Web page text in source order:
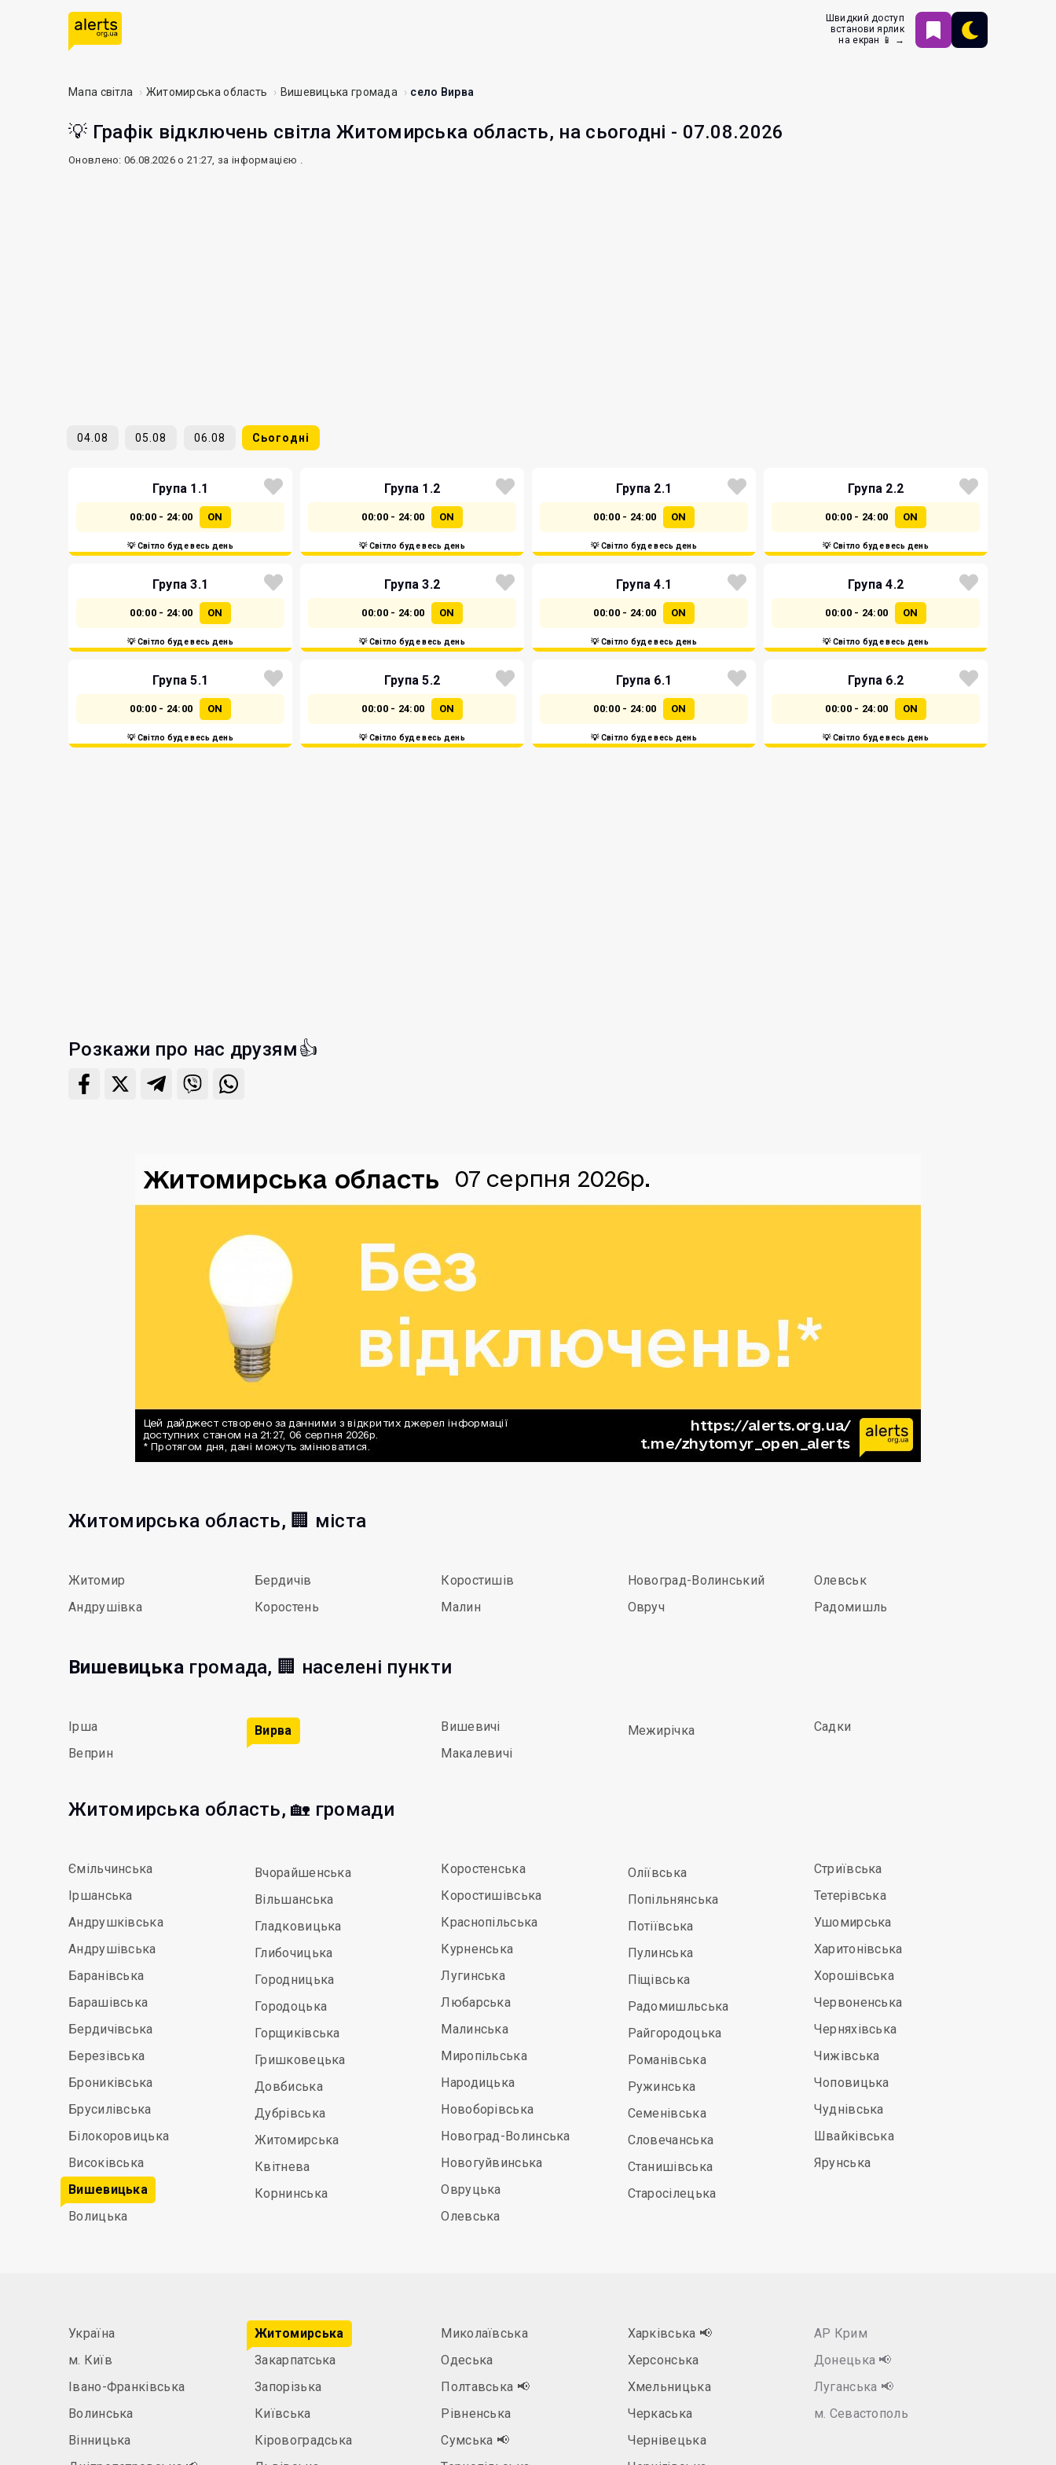
Швидкий доступ
встанови ярлик
на екран 📱 →
Мапа світла Житомирська область Вишевицька громада село Вирва
💡 Графік відключень світла Житомирська область, на сьогодні - 07.08.2026
Оновлено: 06.08.2026 о 21:27, за інформацією .
04.08 05.08 06.08 Сьогодні
Група 1.1
00:00 - 24:00 ON
💡 Світло буде весь день
Група 1.2
00:00 - 24:00 ON
💡 Світло буде весь день
Група 2.1
00:00 - 24:00 ON
💡 Світло буде весь день
Група 2.2
00:00 - 24:00 ON
💡 Світло буде весь день
Група 3.1
00:00 - 24:00 ON
💡 Світло буде весь день
Група 3.2
00:00 - 24:00 ON
💡 Світло буде весь день
Група 4.1
00:00 - 24:00 ON
💡 Світло буде весь день
Група 4.2
00:00 - 24:00 ON
💡 Світло буде весь день
Група 5.1
00:00 - 24:00 ON
💡 Світло буде весь день
Група 5.2
00:00 - 24:00 ON
💡 Світло буде весь день
Група 6.1
00:00 - 24:00 ON
💡 Світло буде весь день
Група 6.2
00:00 - 24:00 ON
💡 Світло буде весь день
Розкажи про нас друзям👍
Житомирська область, 🏢 міста
Житомир
Андрушівка
Бердичів
Коростень
Коростишів
Малин
Новоград-Волинський
Овруч
Олевськ
Радомишль
Вишевицька громада, 🏢 населені пункти
Ірша
Веприн
Вирва
Вишевичі
Макалевичі
Межирічка Садки
Житомирська область, 🏡 громади
Ємільчинська
Іршанська
Андрушківська
Андрушівська
Баранівська
Барашівська
Бердичівська
Березівська
Брониківська
Брусилівська
Білокоровицька
Високівська
Вишевицька
Волицька
Вчорайшенська
Вільшанська
Гладковицька
Глибочицька
Городницька
Городоцька
Горщиківська
Гришковецька
Довбиська
Дубрівська
Житомирська
Квітнева
Корнинська
Коростенська
Коростишівська
Краснопільська
Курненська
Лугинська
Любарська
Малинська
Миропільська
Народицька
Новоборівська
Новоград-Волинська
Новогуйвинська
Овруцька
Олевська
Оліївська
Попільнянська
Потіївська
Пулинська
Піщівська
Радомишльська
Райгородоцька
Романівська
Ружинська
Семенівська
Словечанська
Станишівська
Старосілецька
Стриївська
Тетерівська
Ушомирська
Харитонівська
Хорошівська
Червоненська
Черняхівська
Чижівська
Чоповицька
Чуднівська
Швайківська
Ярунська
Україна
м. Київ
Івано-Франківська
Волинська
Вінницька
Житомирська
Закарпатська
Запорізька
Київська
Кіровоградська
Миколаївська
Одеська
Полтавська 📢
Рівненська
Сумська 📢
Харківська 📢
Херсонська
Хмельницька
Черкаська
Чернівецька
АР Крим
Донецька 📢
Луганська 📢
м. Севастополь